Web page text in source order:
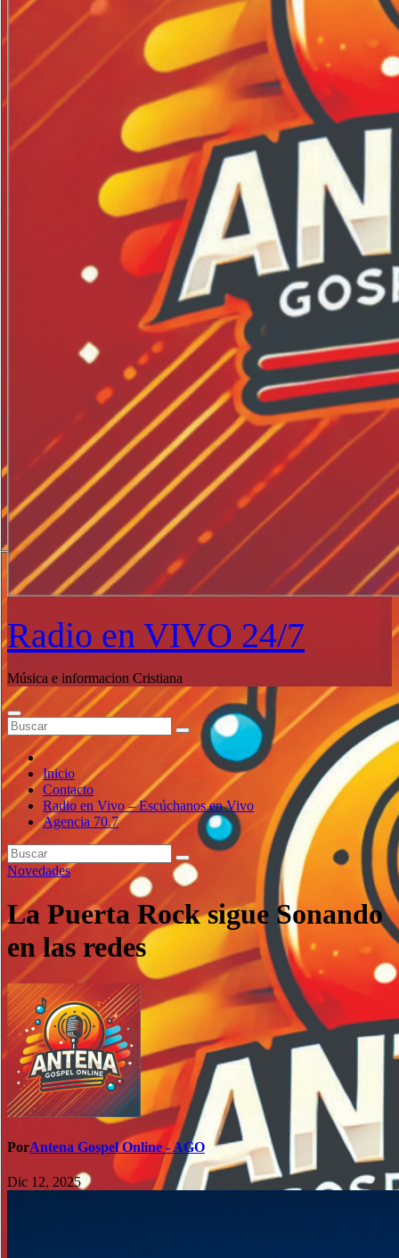
Radio en VIVO 24/7
Música e informacion Cristiana
Inicio
Contacto
Radio en Vivo – Escúchanos en Vivo
Agencia 70.7
Novedades
La Puerta Rock sigue Sonando
en las redes
PorAntena Gospel Online - AGO
Dic 12, 2025